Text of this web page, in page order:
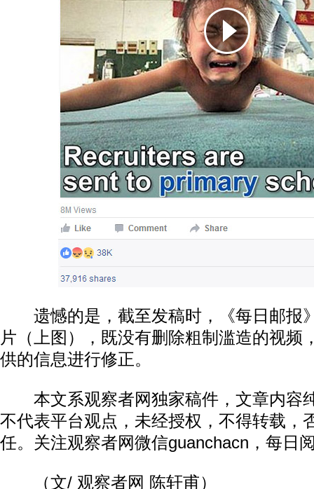
遗憾的是，截至发稿时，《每日邮报
片（上图），既没有删除粗制滥造的视频
供的信息进行修正。
本文系观察者网独家稿件，文章内容
不代表平台观点，未经授权，不得转载，
任。关注观察者网微信guanchacn，每日
（文/ 观察者网 陈轩甫）